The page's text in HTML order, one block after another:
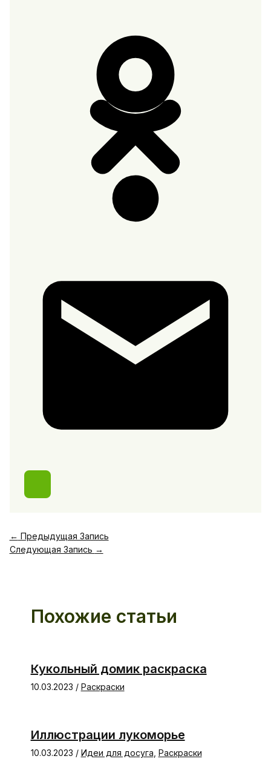
← Предыдущая Запись
Следующая Запись →
Похожие статьи
Кукольный домик раскраска
10.03.2023 / Раскраски
Иллюстрации лукоморье
10.03.2023 / Идеи для досуга Раскраски